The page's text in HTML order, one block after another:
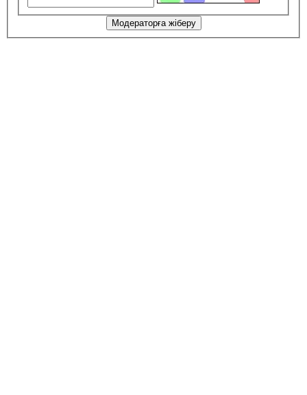
Модераторға жіберу